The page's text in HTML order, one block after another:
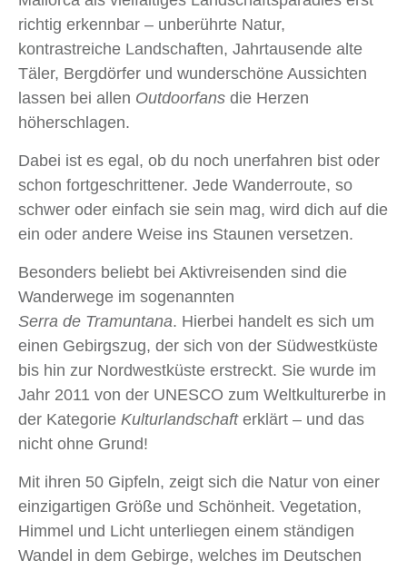
richtig erkennbar – unberührte Natur,
kontrastreiche Landschaften, Jahrtausende alte
Täler, Bergdörfer und wunderschöne Aussichten
lassen bei allen Outdoorfans die Herzen
höherschlagen.
Dabei ist es egal, ob du noch unerfahren bist oder
schon fortgeschrittener. Jede Wanderroute, so
schwer oder einfach sie sein mag, wird dich auf die
ein oder andere Weise ins Staunen versetzen.
Besonders beliebt bei Aktivreisenden sind die
Wanderwege im sogenannten
Serra de Tramuntana. Hierbei handelt es sich um
einen Gebirgszug, der sich von der Südwestküste
bis hin zur Nordwestküste erstreckt. Sie wurde im
Jahr 2011 von der UNESCO zum Weltkulturerbe in
der Kategorie Kulturlandschafterklärt – und das
nicht ohne Grund!
Mit ihren 50 Gipfeln, zeigt sich die Natur von einer
einzigartigen Größe und Schönheit. Vegetation,
Himmel und Licht unterliegen einem ständigen
Wandel in dem Gebirge, welches im Deutschen